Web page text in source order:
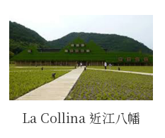
La Collina 近江八幡